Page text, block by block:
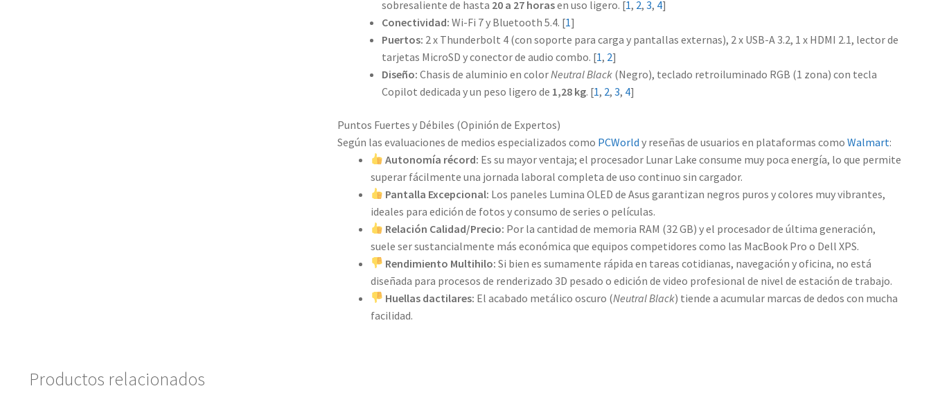
sobresaliente de hasta 20 a 27 horasen uso ligero. [1, 2, 3, 4]
Conectividad: Wi-Fi 7 y Bluetooth 5.4. [1]
Puertos: 2 x Thunderbolt 4 (con soporte para carga y pantallas externas), 2 x USB-A 3.2, 1 x HDMI 2.1, lector de
tarjetas MicroSD y conector de audio combo. [1, 2]
Diseño: Chasis de aluminio en colorNeutral Black(Negro), teclado retroiluminado RGB (1 zona) con tecla
Copilot dedicada y un peso ligero de 1,28 kg. [1, 2, 3, 4]
Puntos Fuertes y Débiles (Opinión de Expertos)
Según las evaluaciones de medios especializados como PCWorld y reseñas de usuarios en plataformas como Walmart:
Autonomía récord: Es su mayor ventaja; el procesador Lunar Lake consume muy poca energía, lo que permite
superar fácilmente una jornada laboral completa de uso continuo sin cargador.
Pantalla Excepcional: Los paneles Lumina OLED de Asus garantizan negros puros y colores muy vibrantes,
ideales para edición de fotos y consumo de series o películas.
Relación Calidad/Precio: Por la cantidad de memoria RAM (32 GB) y el procesador de última generación,
suele ser sustancialmente más económica que equipos competidores como las MacBook Pro o Dell XPS.
Rendimiento Multihilo: Si bien es sumamente rápida en tareas cotidianas, navegación y oficina, no está
diseñada para procesos de renderizado 3D pesado o edición de video profesional de nivel de estación de trabajo.
Huellas dactilares: El acabado metálico oscuro (Neutral Black) tiende a acumular marcas de dedos con mucha
facilidad.
Productos relacionados